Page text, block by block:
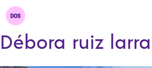
Débora ruiz